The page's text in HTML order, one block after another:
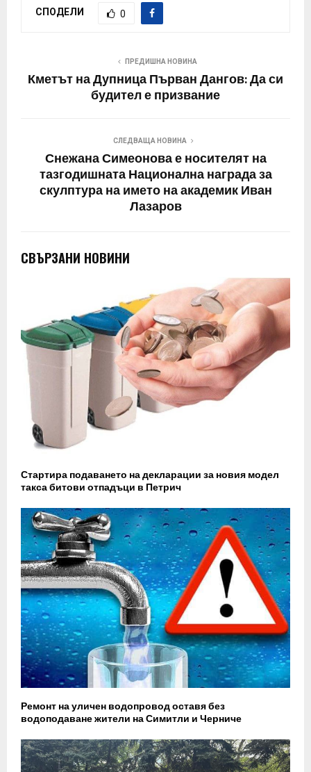
СПОДЕЛИ 0
ПРЕДИШНА НОВИНА
Кметът на Дупница Първан Дангов: Да си
будител е призвание
СЛЕДВАЩА НОВИНА
Снежана Симеонова е носителят на
тазгодишната Национална награда за
скулптура на името на академик Иван
Лазаров
СВЪРЗАНИ НОВИНИ
Стартира подаването на декларации за новия модел
такса битови отпадъци в Петрич
Ремонт на уличен водопровод оставя без
водоподаване жители на Симитли и Черниче